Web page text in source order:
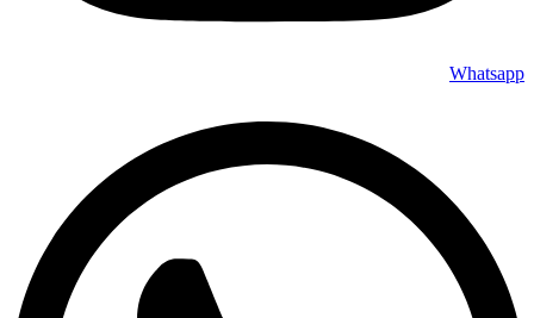
Whatsapp